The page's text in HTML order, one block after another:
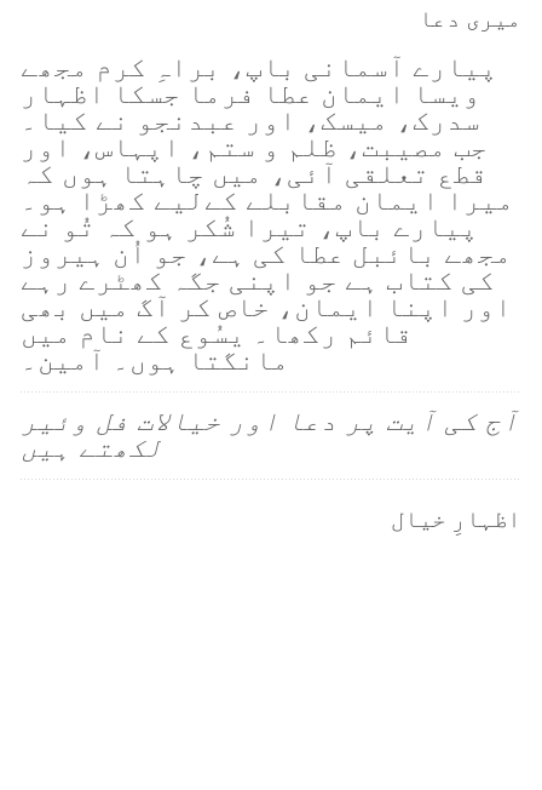
میری دعا
پیارے آسمانی باپ، براہِ کرم مجھے
ویسا ایمان عطا فرما جسکا اظہار
سدرک، میسک، اور عبدنجو نے کیا۔
جب مصیبت، ظلم و ستم، اپہاس، اور
قطع تعلقی آئی، میں چاہتا ہوں کہ
میرا ایمان مقابلے کےلیے کھڑا ہو۔
پیارے باپ، تیرا شُکر ہو کہ تُو نے
مجھے بائبل عطا کی ہے، جو اُن ہیروز
کی کتاب ہے جو اپنی جگہ کھٹرے رہے
اور اپنا ایمان، خاص کر آگ میں بھی
قائم رکھا۔ یسُوع کے نام میں
مانگتا ہوں۔ آمین۔
آج کی آیت پر دعا اور خیالات فل وئیر
لکھتے ہیں
اظہارِ خیال